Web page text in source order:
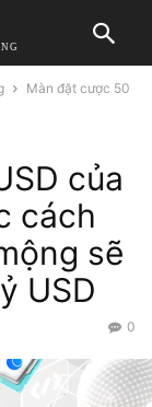
Màn đặt cược 50
của
cách
sẽ
USD
0